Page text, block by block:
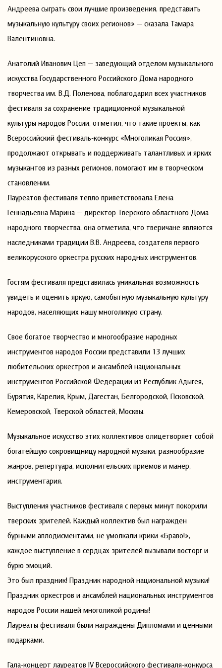
Андреева сыграть свои лучшие произведения, представить
музыкальную культуру своих регионов» — сказала Тамара
Валентиновна.
Анатолий Иванович Цеп — заведующий отделом музыкального
искусства Государственного Российского Дома народного
творчества им. В.Д. Поленова, поблагодарил всех участников
фестиваля за сохранение традиционной музыкальной
культуры народов России, отметил, что такие проекты, как
Всероссийский фестиваль-конкурс «Многоликая Россия»,
продолжают открывать и поддерживать талантливых и ярких
музыкантов из разных регионов, помогают им в творческом
становлении.
Лауреатов фестиваля тепло приветствовала Елена
Геннадьевна Марина — директор Тверского областного Дома
народного творчества, она отметила, что тверичане являются
наследниками традиции В.В. Андреева, создателя первого
великорусского оркестра русских народных инструментов.
Гостям фестиваля представилась уникальная возможность
увидеть и оценить яркую, самобытную музыкальную культуру
народов, населяющих нашу многоликую страну.
Свое богатое творчество и многообразие народных
инструментов народов России представили 13 лучших
любительских оркестров и ансамблей национальных
инструментов Российской Федерации из Республик Адыгея,
Бурятия, Карелия, Крым, Дагестан, Белгородской, Псковской,
Кемеровской, Тверской областей, Москвы.
Музыкальное искусство этих коллективов олицетворяет собой
богатейшую сокровищницу народной музыки, разнообразие
жанров, репертуара, исполнительских приемов и манер,
инструментария.
Выступления участников фестиваля с первых минут покорили
тверских зрителей. Каждый коллектив был награжден
бурными аплодисментами, не умолкали крики «Браво!»,
каждое выступление в сердцах зрителей вызывали восторг и
бурю эмоций.
Это был праздник! Праздник народной национальной музыки!
Праздник оркестров и ансамблей национальных инструментов
народов России нашей многоликой родины!
Лауреаты фестиваля были награждены Дипломами и ценными
подарками.
Гала-концерт лауреатов IV Всероссийского фестиваля-конкурса